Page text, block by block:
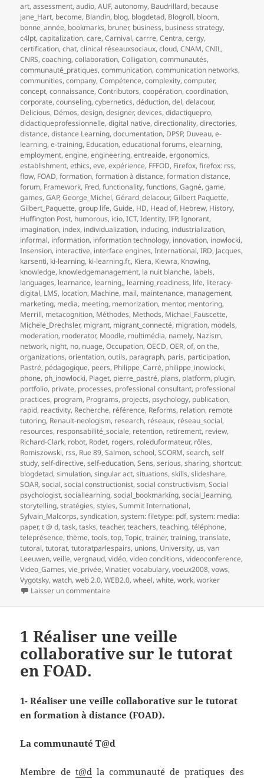
art,assessment,audio,AUF,autonomy, Baudrillard, because
jane_Hart, become, Blandin, blog, blogdetad, Blogroll, bloom,
bonne_année, bookmarks, bruner, business, business strategy,
c4lpt,capitalization,care,Carnival,carrre,Centra,cergy,
certification,chat,clinical réseauxsociaux,cloud,CNAM,CNIL,
CNRS,coaching,collaboration,Colligation,communautés,
communauté_pratiques,communication,communication networks,
communities,company,Compétence,complexity,computer,
concept,connaissance,Contributors,coopération,coordination,
corporate,counseling,cybernetics,déduction,del,delacour,
Delicious, Démos,design,designer,devices,didactiquepro,
didactiqueprofessionnelle,digital native,directionality,directories,
distance,distance Learning,documentation, DPSP, Duveau,e-
learning,e-training, Education,educational forums,elearning,
employment,engine,engineering,entreaide,ergonomics,
establishment,ethics,eve,expérience, FFFOD, Firefox,firefox: rss,
flow, FOAD,formation,formation à distance,formation distance,
forum, Framework, Fred,functionality,functions,Gagné,game,
games,GAP,George_Michel,Gérard_delacour,Gilbert Paquette,
Gilbert_Paquette,group life,Guide, HD, Head of, Hebrew, History,
Huffington Post, humorous, icio,ICT,Identity,IFP,Ignorant,
imagination, index, individualization, inducing, industrialization,
informal, information, information technology, innovation, inowlocki,
Insension, interactive, interface engines,International,IRD, Jacques,
karsenti, ki-learning, ki-learning.fr,, Kiera, Kiewra, Knowing,
knowledge, knowledgemanagement, la nuit blanche, labels,
languages, learnance, learning,, learning_readiness, life, literacy-
digital, LMS, location, Machine, mail, maintenance, management,
marketing, media, meeting, memorization, mentor, mentoring,
Merrill, metacognition, Méthodes, Methods, Michael_Fauscette,
Michele_Drechsler, migrant, migrant_connecté, migration, models,
moderation, moderator, Moodle, multimédia, namely, Nazism,
network, night, no, nuage,Occupation,OECD,OER,of,on the,
organizations,orientation,outils, paragraph, paris, participation,
Pastré, pédagogique, peers, Philippe_Carré, philippe_inowlocki,
phone, ph_inowlocki, Piaget, pierre_pastré, plans, platform, plugin,
portfolio, private, processes, professional consultant, professional
practices, program, Programs, projects, psychology, publication,
rapid, reactivity, Recherche, référence, Reforms, relation, remote
tutoring, Renault-neologism, research, réseaux, réseau_social,
resources, responsabilité_sociale, retention, retirement, review,
Richard-Clark, robot, Rodet, rogers, roleduformateur, rôles,
Romiszowski, rss, Rue 89,Salmon,school,SCORM,search,self
study,self-directive,self-education,Sens,serious,sharing,shortcut:
blogdetad,simulation,singular act,situations,skills,slideshare,
SOAR,social,social constructionist,social constructivism,Social
psychologist,sociallearning,social_bookmarking,social_learning,
storytelling,stratégies,styles,Summit International,
Sylvain_Malcorps,syndication,system: filetype: pdf,system: media:
paper,t @ d,task,tasks,teacher,teachers,teaching,téléphone,
teleprésence,thème,tools,top,Topic,trainer,training,translate,
tutoral,tutorat,tutoratparlespairs, unions, University, us,van
Leeuwen,veille,vergnaud,vidéo,video conditions,videoconference,
Video_Games,vie_privée,Vinatier,vocabulary,voeux2008,vows,
Vygotsky,watch,web 2.0,WEB2.0,wheel,white,work,worker
Laisser un commentaire
1 Réaliser une veille
collaborative sur le tutorat
en FOAD.
1- Réaliser une veille collaborative sur le tutorat
en formation à distance (FOAD).
La communauté T@d
Membre de t@d la communauté de pratiques des